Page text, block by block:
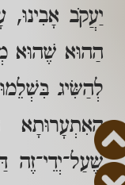
יַעֲקֹב
הַהוּא שֶׁהוּא
לְהַשִּׂיג